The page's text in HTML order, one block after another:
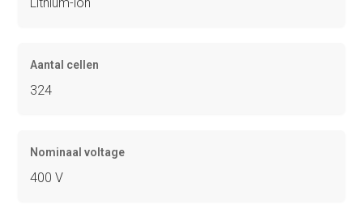
Aantal cellen
324
Nominaal voltage
400 V